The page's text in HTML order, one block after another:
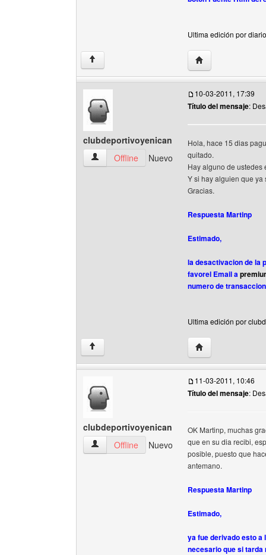
Ultima edición por
↑ Visitar sitio web
clubdeportivoyenican
clubdeportivoyenican Ver perfil del usuario
Offline Nuevo
10-03-2011, 17:39
Título del mensaje:
Hola, hace 15 dias
quitado.
Hay alguno de ustedes
Y si hay alguien que
Gracias.
Respuesta Martinp
Estimado,
la desactivacion de la
favorel Email a
numero de
Ultima edición por
↑ Visitar sitio web
clubdeportivoyenican
clubdeportivoyenican Ver perfil del usuario
Offline Nuevo
11-03-2011, 10:46
Título del mensaje:
OK Martinp, muchas
que en su dia recibi,
posible, puesto que
antemano.
Respuesta Martinp
Estimado,
ya fue derivado esto a
necesario que si